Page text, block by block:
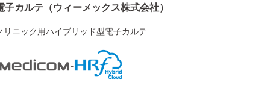
子カルテ（ウィーメックス株式会社）
リニック用ハイブリッド型電子カルテ